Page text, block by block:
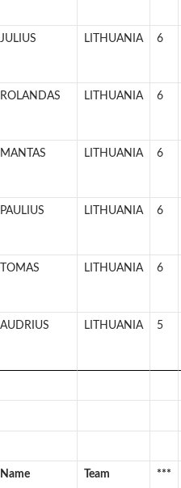
JULIUS LITHUANIA 6
ROLANDAS LITHUANIA 6
MANTAS LITHUANIA 6
PAULIUS LITHUANIA 6
TOMAS LITHUANIA 6
AUDRIUS LITHUANIA 5
Name Team ***